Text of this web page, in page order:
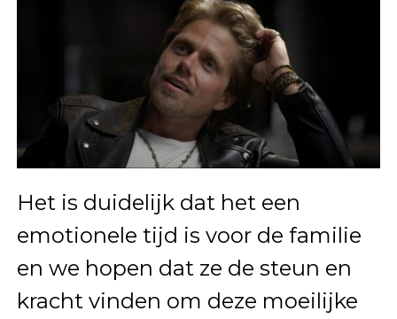
Het is duidelijk dat het een
emotionele tijd is voor de familie
en we hopen dat ze de steun en
kracht vinden om deze moeilijke